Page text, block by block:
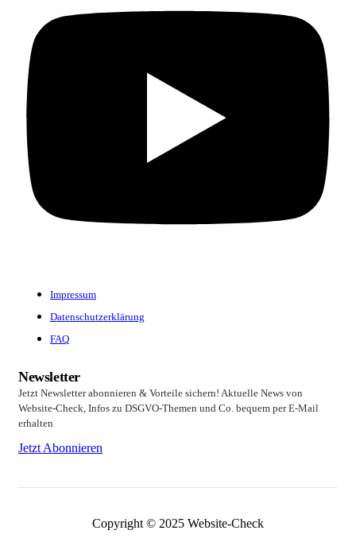
Impressum
Datenschutzerklärung
FAQ
Newsletter
Jetzt Newsletter abonnieren & Vorteile sichern! Aktuelle News von
Website-Check, Infos zu DSGVO-Themen und Co. bequem per E-Mail
erhalten
Jetzt Abonnieren
Copyright © 2025 Website-Check